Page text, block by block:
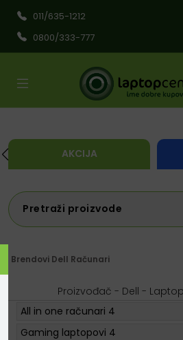
011/635-1212
0800/333-777
AKCIJA
Brendovi Dell Računari
Proizvođač - Dell -
All in one računari 4
Gaming laptopovi 4